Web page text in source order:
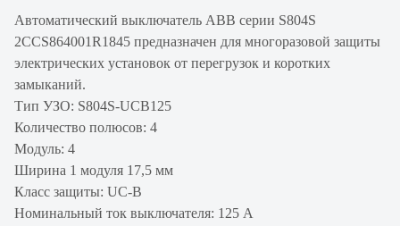
Автоматический выключатель ABB серии S804S
2CCS864001R1845 предназначен для многоразовой защиты
электрических установок от перегрузок и коротких
замыканий.
Тип УЗО: S804S-UCB125
Количество полюсов: 4
Модуль: 4
Ширина 1 модуля 17,5 мм
Класс защиты: UC-B
Номинальный ток выключателя: 125 А